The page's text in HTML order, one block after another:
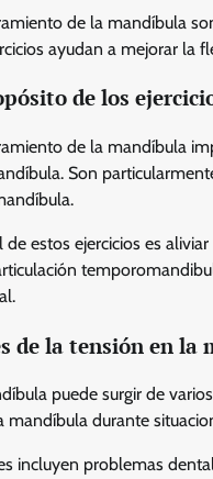
de la mandíbula
ayudan a mejorar la
de los
de la mandíbula
Son
estos ejercicios es
de la tensión en la
puede surgir de
mandíbula durante
incluyen problemas